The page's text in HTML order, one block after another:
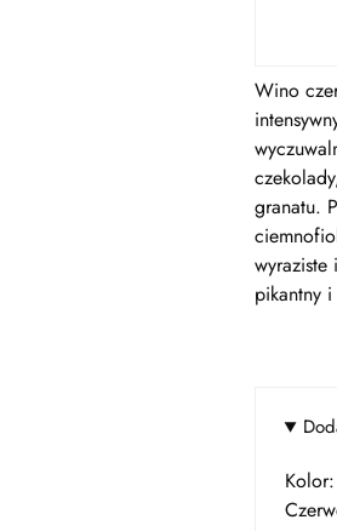
Wino
granatu.
wyraziste
pikantny
Kolor: